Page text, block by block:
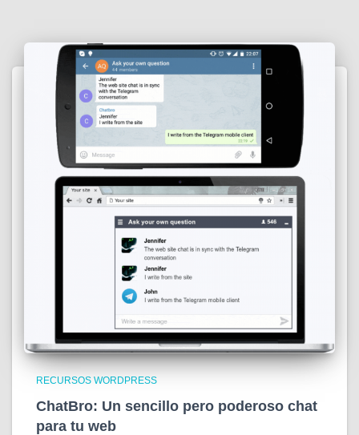
RECURSOS WORDPRESS
ChatBro: Un sencillo pero poderoso chat
para tu web